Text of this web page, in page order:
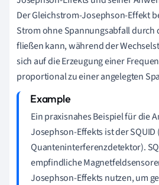
Der Gleichstrom-Josephson-Effekt
Strom ohne Spannungsabfall durch
fließen kann, während der
sich auf die Erzeugung einer
proportional zu einer angelegten
Ein praxisnahes Beispiel für die
Josephson-Effekts ist der
Quanteninterferenzdetektor).
empfindliche
Josephson-Effekts nutzen, um